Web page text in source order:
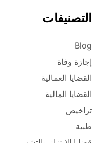
التصنيفات
Blog
إجازة وفاة
القضايا العمالية
القضايا المالية
تراخيص
طبية